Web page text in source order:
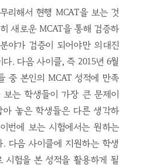
리해서 현행 MCAT을 보는 것
새로운 MCAT을 통해 검증하
야가 검증이 되어야만 의대진
. 다음 사이클, 즉 2015년 6월
중 본인의 MCAT 성적에 만족
는 학생들이 가장 큰 문제이
아 놓은 학생들은 다른 생각하
번에 보는 시험에서는 원하는
. 다음 사이클에 지원하는 학생
시험을 본 성적을 활용하게 될